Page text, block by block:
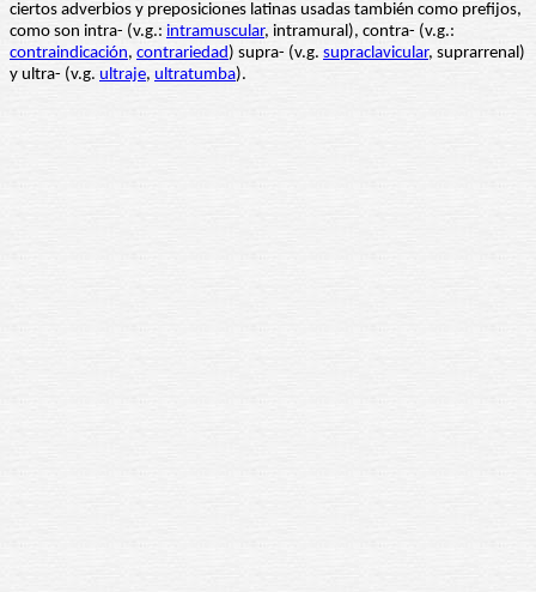
ciertos adverbios y preposiciones latinas usadas también como prefijos,
como son intra- (v.g.: intramuscular, intramural), contra- (v.g.:
contraindicación, contrariedad) supra- (v.g. supraclavicular, suprarrenal)
y ultra- (v.g. ultraje, ultratumba).